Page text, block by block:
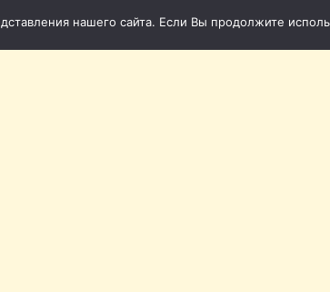
нашего сайта. Если Вы продолжите